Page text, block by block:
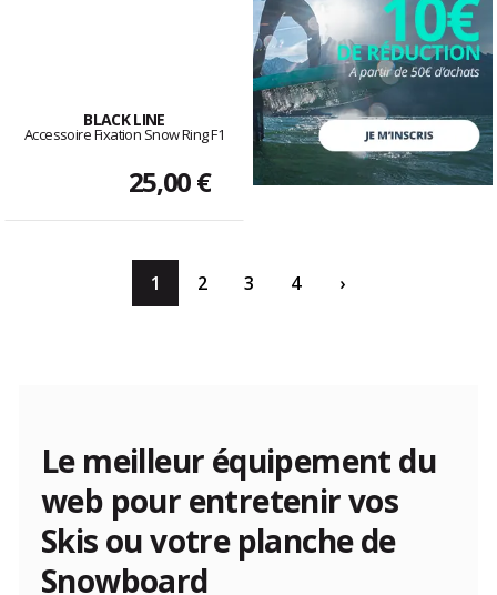
BLACK LINE
Accessoire Fixation Snow Ring F1
25,00 €
1 2 3 4 ›
Le meilleur équipement du
web pour entretenir vos
Skis ou votre planche de
Snowboard